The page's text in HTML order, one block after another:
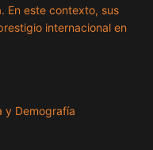
En este contexto, sus
internacional en
y Demografía